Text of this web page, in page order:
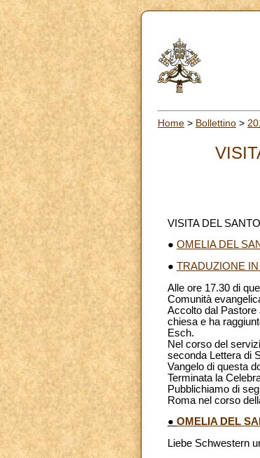
Home > Bollettino >
VISITA DEL
● OMELIA DEL
● TRADUZIONE
Alle ore 17.30 di
Comunità
Accolto dal Pastore
chiesa e ha
Esch.
Nel corso del
seconda Lettera di
Vangelo di questa
Terminata la
Pubblichiamo di
Roma nel corso
● OMELIA DEL
Liebe Schwestern